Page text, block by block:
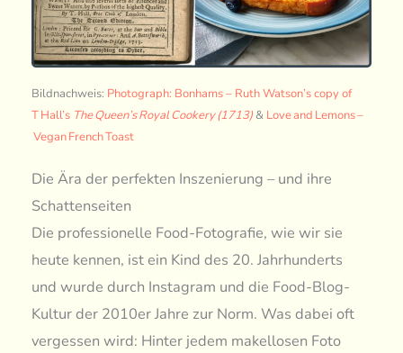
Bildnachweis: Photograph: Bonhams – Ruth Watson’s copy of
T Hall’s The Queen’s Royal Cookery (1713) & Love and Lemons –
Vegan French Toast
Die Ära der perfekten Inszenierung – und ihre
Schattenseiten
Die professionelle Food-Fotografie, wie wir sie
heute kennen, ist ein Kind des 20. Jahrhunderts
und wurde durch Instagram und die Food-Blog-
Kultur der 2010er Jahre zur Norm. Was dabei oft
vergessen wird: Hinter jedem makellosen Foto